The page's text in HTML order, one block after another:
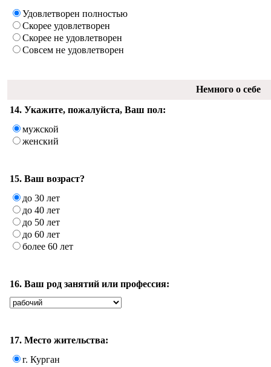
Удовлетворен полностью
Скорее удовлетворен
Скорее не удовлетворен
Совсем не удовлетворен
Немного о себе
14. Укажите, пожалуйста, Ваш пол:
мужской
женский
15. Ваш возраст?
до 30 лет
до 40 лет
до 50 лет
до 60 лет
более 60 лет
16. Ваш род занятий или профессия:
17. Место жительства:
г. Курган